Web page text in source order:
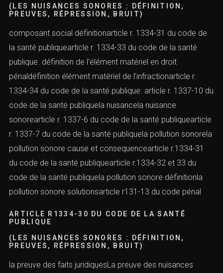
(LES NUISANCES SONORES : DÉFINITION,
PREUVES, RÉPRESSION, BRUIT)
composant social définitionarticle r. 1334-31 du code de
la santé publiquearticle r. 1334-33 du code de la santé
publique. définition de l’élément matériel en droit
pénaldéfinition élément matériel de l’infractionarticle r.
1334-34 du code de la santé publique. article r. 1337-10 du
code de la santé publiquela nuisancela nuisance
sonorearticle r. 1337-6 du code de la santé publiquearticle
r. 1337-7 du code de la santé publiquela pollution sonorela
pollution sonore cause et consequencearticle r.1334-31
du code de la santé publiquearticle r.1334-32 et 33 du
code de la santé publiquela pollution sonore définitionla
pollution sonore solutionsarticle r131-13 du code pénal
ARTICLE R1334-30 DU CODE DE LA SANTÉ
PUBLIQUE
(LES NUISANCES SONORES : DÉFINITION,
PREUVES, RÉPRESSION, BRUIT)
la preuve des faits juridiquesLa preuve des nuisances